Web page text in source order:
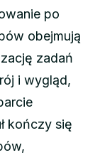
po
obejmują
zadań
i wygląd,
kończy się